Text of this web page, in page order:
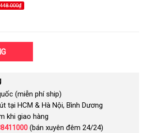
448.000₫
(miễn phí ship)
tại HCM & Hà Nội, Bình Dương
khi giao hàng
(bán xuyên đêm 24/24)